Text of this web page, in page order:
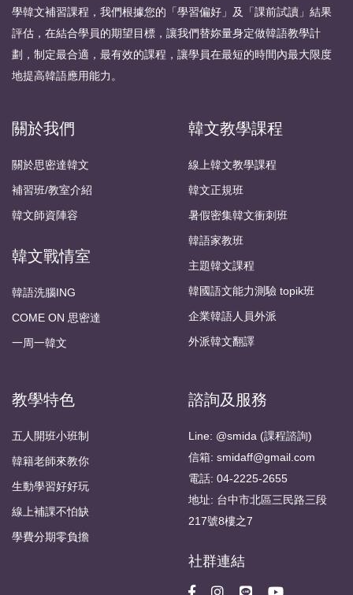
學韓文補習課程，我們根據您的「學習偏好」及「課前試讀」結果
評估，在結合學員的期望目標，讓我們替妳量身定做韓語教學計
劃，制定最合適，最有效的課程，讓學員在最短的時間內最大限度
地提高韓語應用能力。
關於我們
關於思密達韓文
補習班/教室介紹
韓文師資陣容
韓文戰情室
韓語洗腦ING
COME ON 思密達
一周一韓文
韓文教學課程
線上韓文教學課程
韓文正規班
暑假密集韓文衝刺班
韓語家教班
主題韓文課程
韓國語文能力測驗 topik班
企業韓語人員外派
外派韓文翻譯
教學特色
五人開班小班制
韓籍老師來教你
生動學習好好玩
線上補課不怕缺
學費分期零負擔
諮詢及服務
Line: @smida (課程諮詢)
信箱: smidaff@gmail.com
電話: 04-2225-2655
地址: 台中市北區三民路三段
217號8樓之7
社群連結